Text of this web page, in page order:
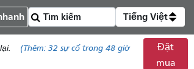
Tiếng Việt
(Thêm: 32 sự cố trong 48 giờ
Đặt
mua